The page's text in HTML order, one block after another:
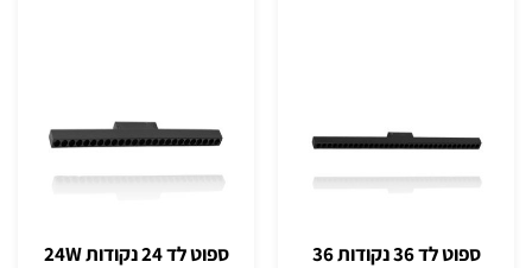
ספוט לד 36 נקודות 36 ספוט לד 24 נקודות 24W